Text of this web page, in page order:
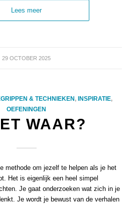
Lees meer
29 OCTOBER 2025
& TECHNIEKEN , INSPIRATIE,
OEFENINGEN
WAAR?
methode om jezelf te helpen als je het
Het is eigenlijk een heel simpel
Je gaat onderzoeken wat zich in je
Je wordt je bewust van de verhalen